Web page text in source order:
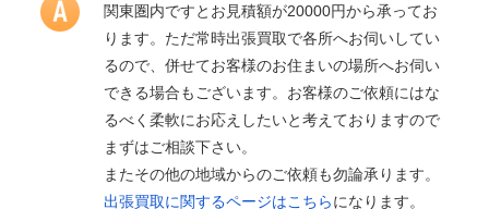
関東圏内ですとお見積額が20000円から承ってお
ります。ただ常時出張買取で各所へお伺いしてい
るので、併せてお客様のお住まいの場所へお伺い
できる場合もございます。お客様のご依頼にはな
るべく柔軟にお応えしたいと考えておりますので
まずはご相談下さい。
またその他の地域からのご依頼も勿論承ります。
出張買取に関するページはこちらになります。